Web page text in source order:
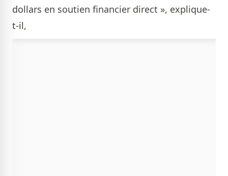
dollars en soutien financier direct », explique-
t-il,